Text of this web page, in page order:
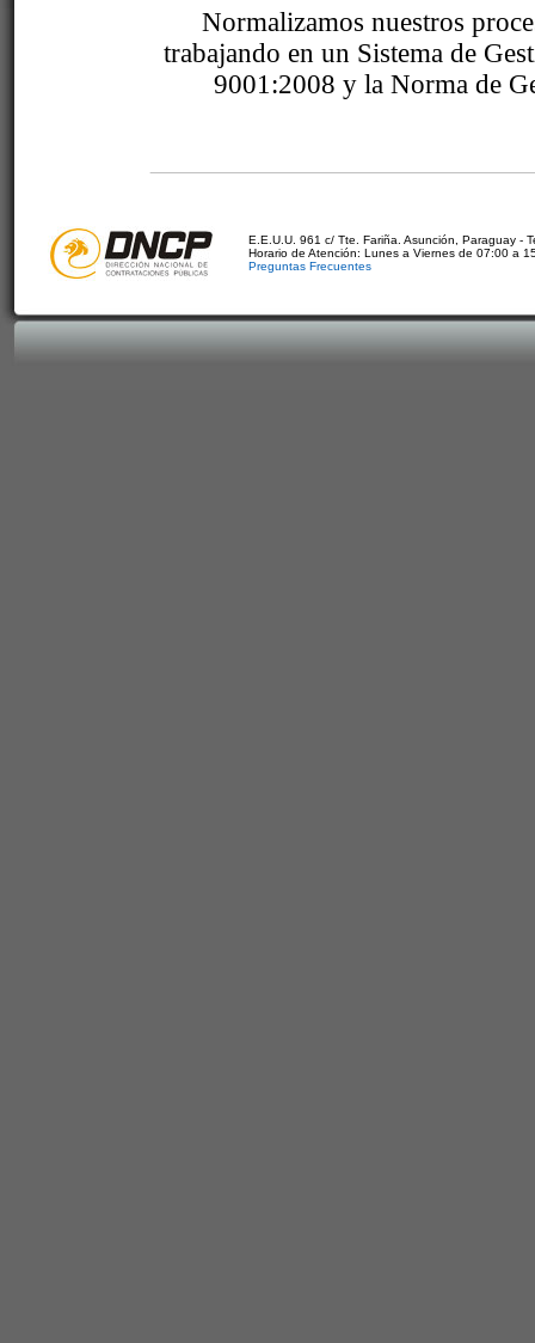
Normalizamos nuestros
trabajando en un Sistema de
9001:2008 y la Norma de
E.E.U.U. 961 c/ Tte. Fariña. Asunción, Paraguay -
Horario de Atención: Lunes a Viernes de 07:00 a
Preguntas Frecuentes